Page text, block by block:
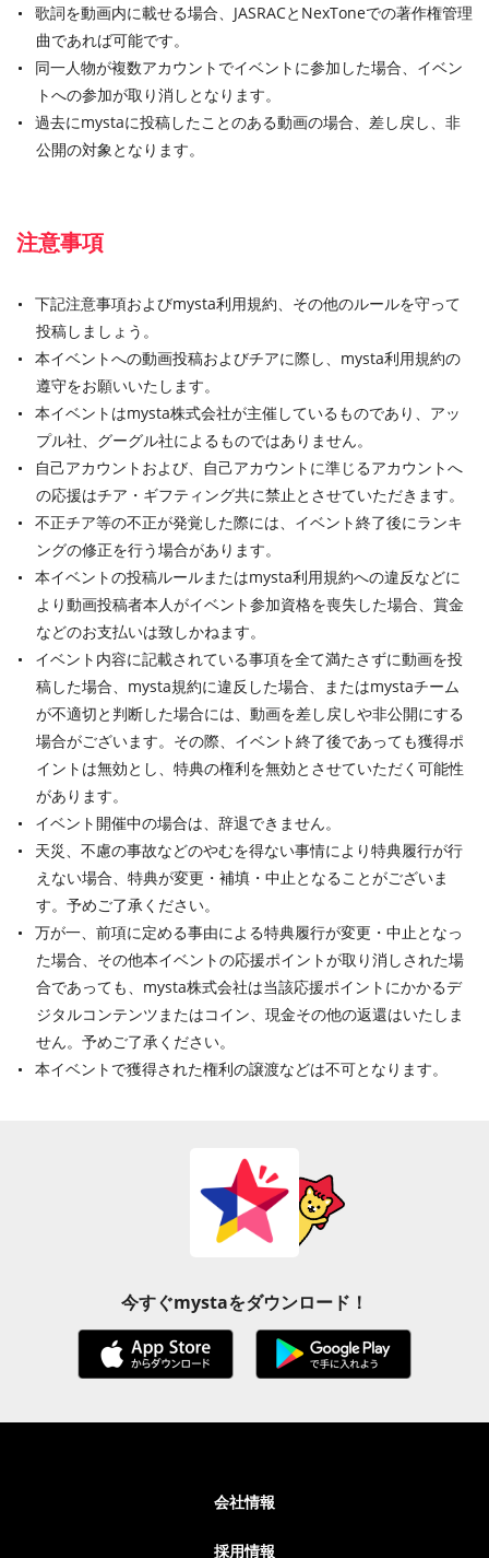
歌詞を動画内に載せる場合、JASRACとNexToneでの著作権管理
曲であれば可能です。
同一人物が複数アカウントでイベントに参加した場合、イベン
トへの参加が取り消しとなります。
過去にmystaに投稿したことのある動画の場合、差し戻し、非
公開の対象となります。
注意事項
下記注意事項およびmysta利用規約、その他のルールを守って
投稿しましょう。
本イベントへの動画投稿およびチアに際し、mysta利用規約の
遵守をお願いいたします。
本イベントはmysta株式会社が主催しているものであり、アッ
プル社、グーグル社によるものではありません。
自己アカウントおよび、自己アカウントに準じるアカウントへ
の応援はチア・ギフティング共に禁止とさせていただきます。
不正チア等の不正が発覚した際には、イベント終了後にランキ
ングの修正を行う場合があります。
本イベントの投稿ルールまたはmysta利用規約への違反などに
より動画投稿者本人がイベント参加資格を喪失した場合、賞金
などのお支払いは致しかねます。
イベント内容に記載されている事項を全て満たさずに動画を投
稿した場合、mysta規約に違反した場合、またはmystaチーム
が不適切と判断した場合には、動画を差し戻しや非公開にする
場合がございます。その際、イベント終了後であっても獲得ポ
イントは無効とし、特典の権利を無効とさせていただく可能性
があります。
イベント開催中の場合は、辞退できません。
天災、不慮の事故などのやむを得ない事情により特典履行が行
えない場合、特典が変更・補填・中止となることがございま
す。予めご了承ください。
万が一、前項に定める事由による特典履行が変更・中止となっ
た場合、その他本イベントの応援ポイントが取り消しされた場
合であっても、mysta株式会社は当該応援ポイントにかかるデ
ジタルコンテンツまたはコイン、現金その他の返還はいたしま
せん。予めご了承ください。
本イベントで獲得された権利の譲渡などは不可となります。
今すぐmystaをダウンロード！
会社情報
採用情報